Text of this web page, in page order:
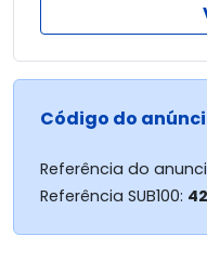
VENDA DOS
PARCELA R$ 2.623,29
PRAZO DE 150 MESES
PAGOS 68 PARCELAS
Código do
Referência do
Referência SUB100: